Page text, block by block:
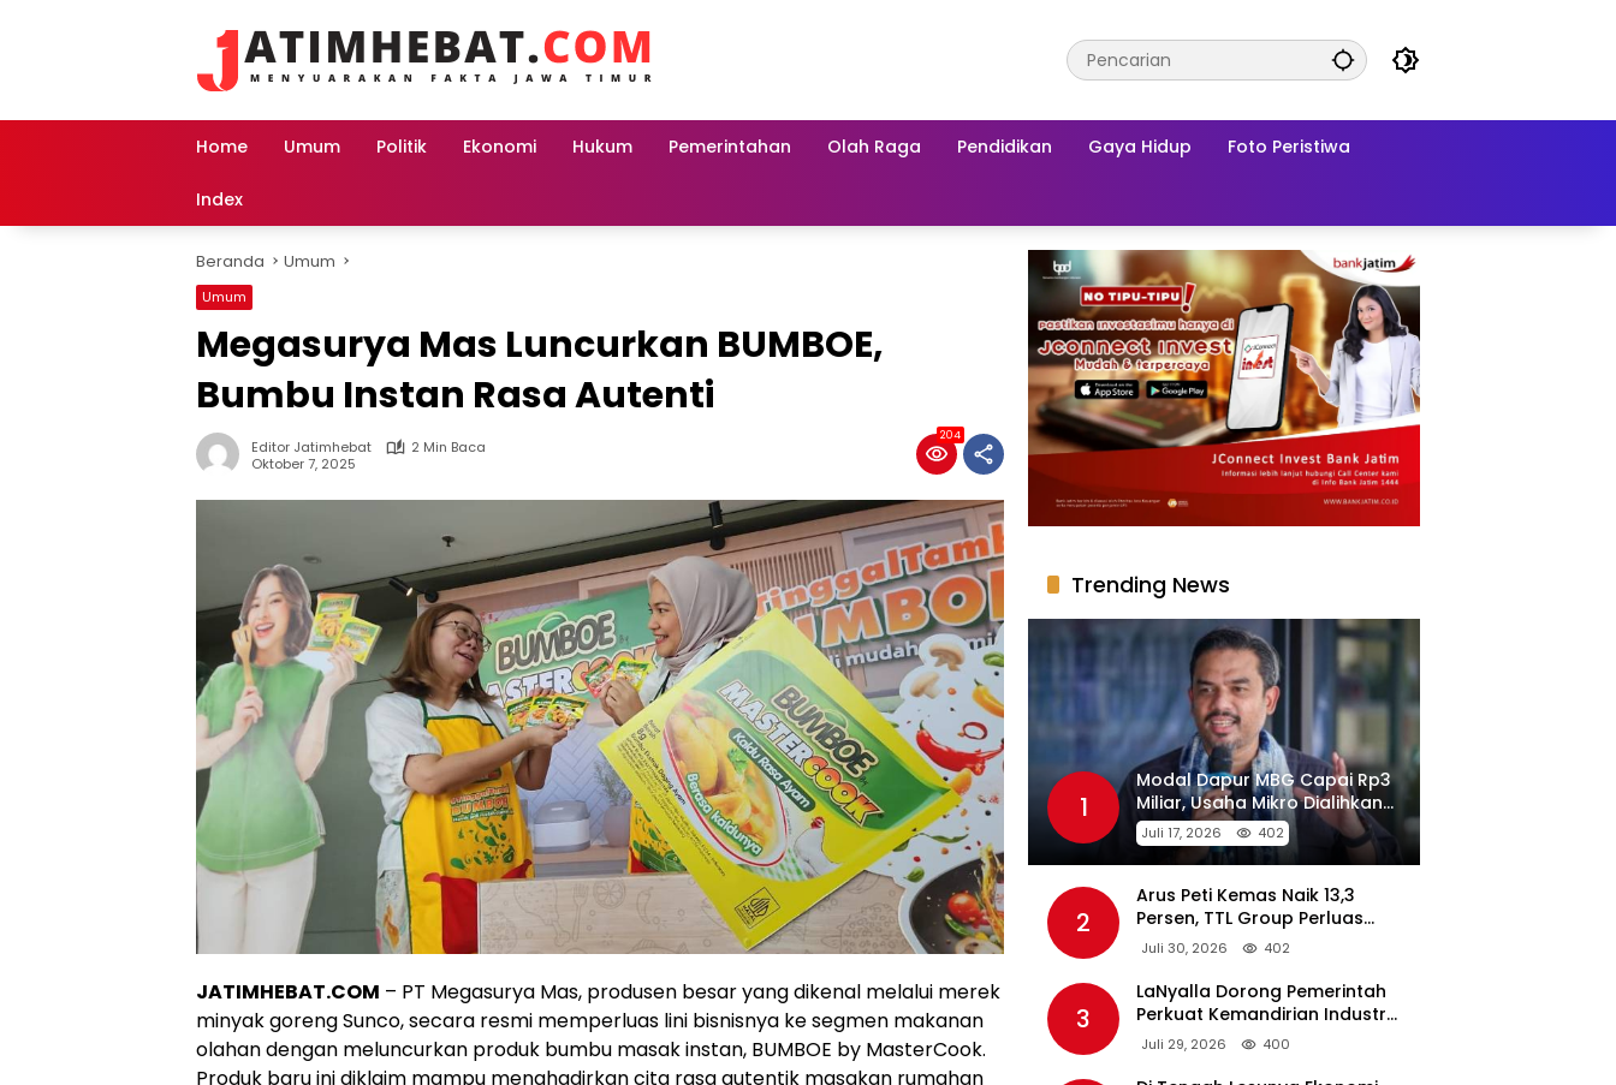
Home Umum Politik Ekonomi Hukum Pemerintahan Olah Raga Pendidikan Gaya Hidup Foto Peristiwa
Index
Beranda Umum
Umum
Megasurya Mas Luncurkan BUMBOE,
Bumbu Instan Rasa Autenti
Editor Jatimhebat
2 Min Baca
Oktober 7, 2025
204
JATIMHEBAT.COM – PT Megasurya Mas, produsen besar yang dikenal melalui merek
minyak goreng Sunco, secara resmi memperluas lini bisnisnya ke segmen makanan
olahan dengan meluncurkan produk bumbu masak instan, BUMBOE by MasterCook.
Produk baru ini diklaim mampu menghadirkan cita rasa autentik masakan rumahan
Trending News
1
Modal Dapur MBG Capai Rp3
Miliar, Usaha Mikro Dialihkan
Jadi Pemasok
Juli 17, 2026 402
2
Arus Peti Kemas Naik 13,3
Persen, TTL Group Perluas
Konektivitas Maritim Global
Juli 30, 2026 402
3
LaNyalla Dorong Pemerintah
Perkuat Kemandirian Industri
Pertahanan Maritim Lewat PT
Juli 29, 2026 400